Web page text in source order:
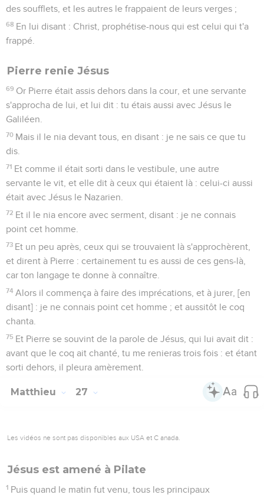
des soufflets, et les autres le frappaient de leurs verges ;
68 En lui disant : Christ, prophétise-nous qui est celui qui t'a
frappé.
Pierre renie Jésus
69 Or Pierre était assis dehors dans la cour, et une servante
s'approcha de lui, et lui dit : tu étais aussi avec Jésus le
Galiléen.
70 Mais il le nia devant tous, en disant : je ne sais ce que tu
dis.
71 Et comme il était sorti dans le vestibule, une autre
servante le vit, et elle dit à ceux qui étaient là : celui-ci aussi
était avec Jésus le Nazarien.
72 Et il le nia encore avec serment, disant : je ne connais
point cet homme.
73 Et un peu après, ceux qui se trouvaient là s'approchèrent,
et dirent à Pierre : certainement tu es aussi de ces gens-là,
car ton langage te donne à connaître.
74 Alors il commença à faire des imprécations, et à jurer, [en
disant] : je ne connais point cet homme ; et aussitôt le coq
chanta.
75 Et Pierre se souvint de la parole de Jésus, qui lui avait dit :
avant que le coq ait chanté, tu me renieras trois fois : et étant
sorti dehors, il pleura amèrement.
Matthieu 27
Les vidéos ne sont pas disponibles aux USA et C anada.
Jésus est amené à Pilate
1 Puis quand le matin fut venu, tous les principaux